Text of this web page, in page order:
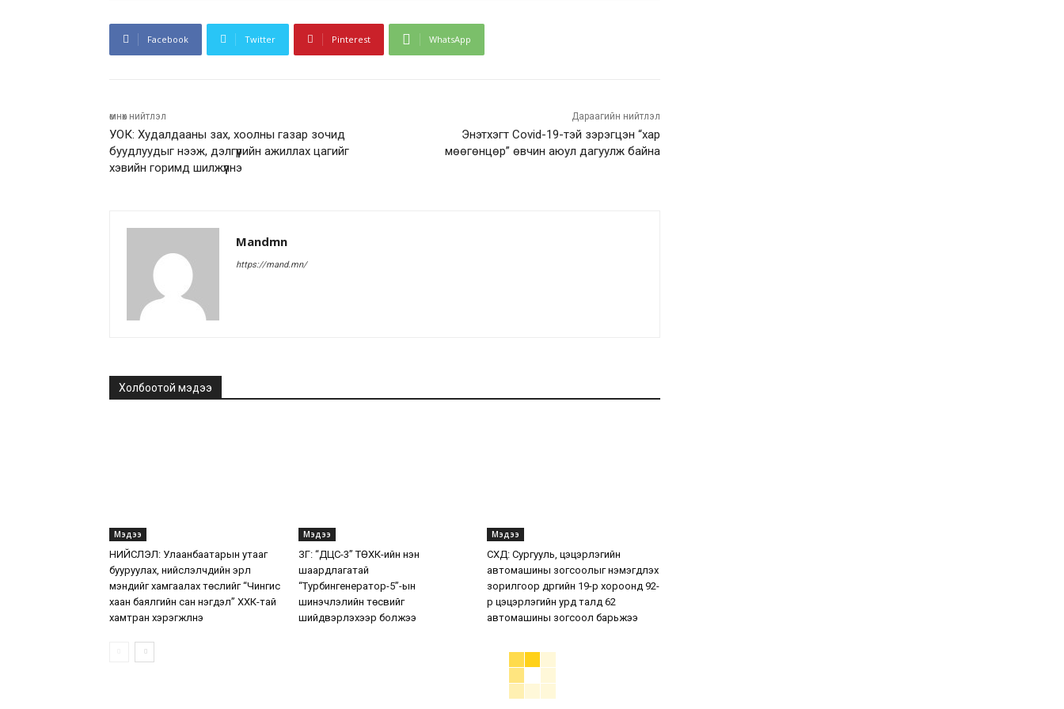
Facebook Twitter Pinterest WhatsApp
өмнөх нийтлэл
УОК: Худалдааны зах, хоолны газар зочид
буудлуудыг нээж, дэлгүүрийн ажиллах цагийг
хэвийн горимд шилжүүлнэ
Дараагийн нийтлэл
Энэтхэгт Covid-19-тэй зэрэгцэн “хар
мөөгөнцөр” өвчин аюул дагуулж байна
Mandmn
https://mand.mn/
Холбоотой мэдээ
Мэдээ
НИЙСЛЭЛ: Улаанбаатарын утааг
бууруулах, нийслэлчүүдийн эрүүл
мэндийг хамгаалах төслийг “Чингис
хаан баялгийн сан нэгдэл” ХХК-тай
хамтран хэрэгжүүлнэ
Мэдээ
ЗГ: “ДЦС-3” ТӨХК-ийн нэн
шаардлагатай
“Турбингенератор-5”-ын
шинэчлэлийн төсвийг
шийдвэрлэхээр болжээ
Мэдээ
СХД: Сургууль, цэцэрлэгийн
автомашины зогсоолыг нэмэгдүүлэх
зорилгоор дүүргийн 19-р хороонд 92-
р цэцэрлэгийн урд талд 62
автомашины зогсоол барьжээ